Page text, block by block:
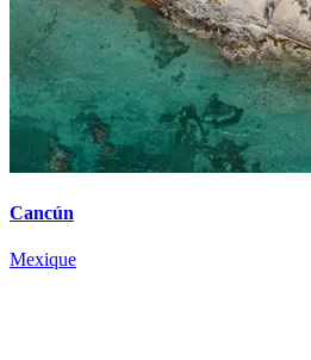
Cancún
Mexique